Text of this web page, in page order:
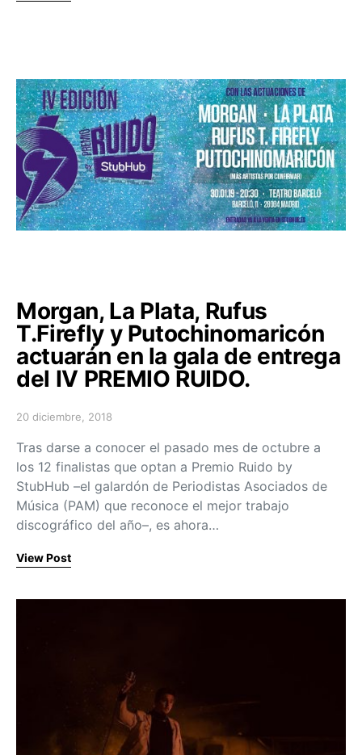
Morgan, La Plata, Rufus
T.Firefly y Putochinomaricón
actuarán en la gala de entrega
del IV PREMIO RUIDO.
Posted on
20 diciembre, 2018
Tras darse a conocer el pasado mes de octubre a
los 12 finalistas que optan a Premio Ruido by
StubHub –el galardón de Periodistas Asociados de
Música (PAM) que reconoce el mejor trabajo
discográfico del año–, es ahora…
View Post